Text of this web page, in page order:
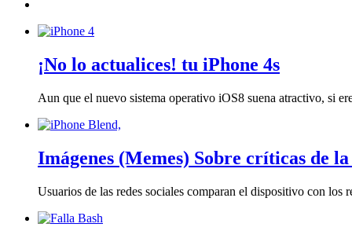
¡No lo actualices! tu iPhone 4s
Aun que el nuevo sistema operativo iOS8 suena atractivo, si
Imágenes (Memes) Sobre críticas de
Usuarios de las redes sociales comparan el dispositivo con